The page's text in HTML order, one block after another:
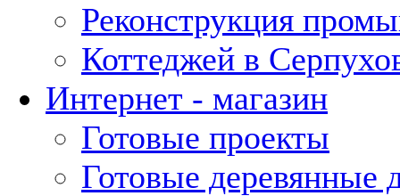
Реконструкция
Коттеджей в
Интернет - магазин
Готовые проекты
Готовые деревянные